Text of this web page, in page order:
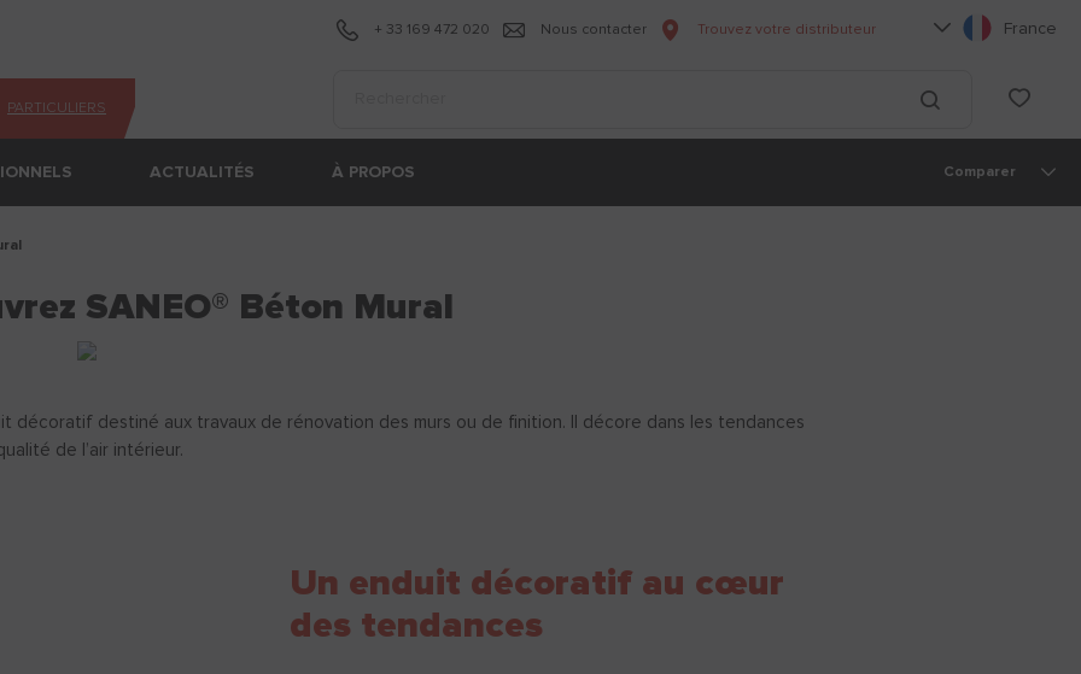
PARTICULIERS
+ 33 169 472 020 Nous contacter Trouvez votre distributeur Choisissez votre
France
Lancer la
ACTUALITÉS À PROPOS Comparer
SANEO® Béton Mural
décoratif destiné aux travaux de rénovation des murs ou de finition. Il décore dans les tendances
de l’air intérieur.
Un enduit décoratif au cœur
des tendances